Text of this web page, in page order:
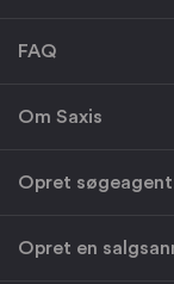
FAQ
Om Saxis
Opret søgeagent
Opret en